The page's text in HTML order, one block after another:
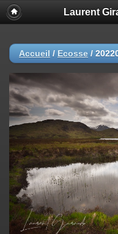
Laurent
Accueil / Ecosse /